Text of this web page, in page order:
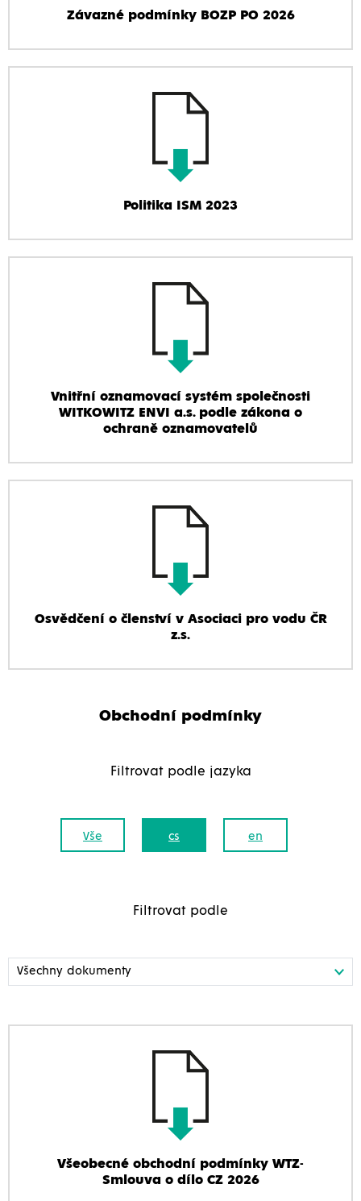
Závazné podmínky BOZP PO 2026
Politika ISM 2023
Vnitřní oznamovací systém společnosti
WITKOWITZ ENVI a.s. podle zákona o
ochraně oznamovatelů
Osvědčení o členství v Asociaci pro vodu ČR
z.s.
Obchodní podmínky
Filtrovat podle jazyka
Vše cs en
Filtrovat podle
Všeobecné obchodní podmínky WTZ-
Smlouva o dílo CZ 2026